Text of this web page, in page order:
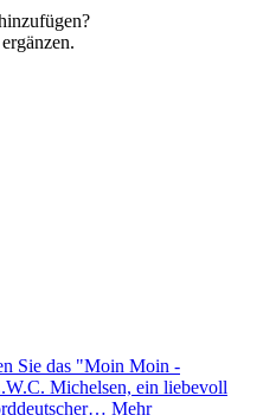
Sie das "Moin Moin -
Michelsen, ein liebevoll
Mehr